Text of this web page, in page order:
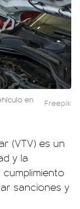
en Freepik
(VTV) es un
y la
cumplimiento
sanciones y